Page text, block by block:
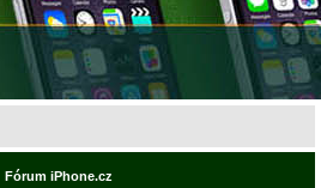
Fórum iPhone.cz